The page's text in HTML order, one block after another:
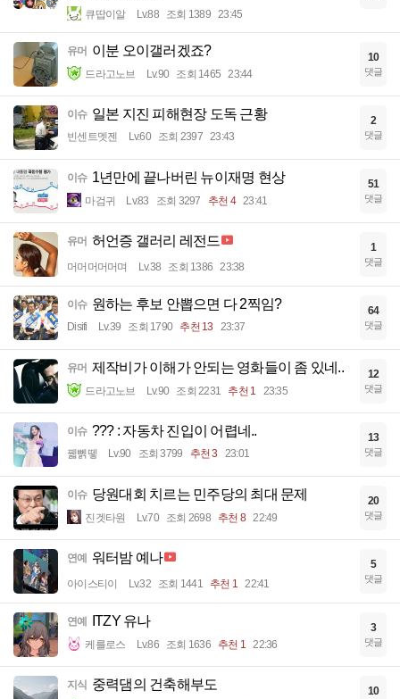
큐땁이알 Lv.88 조회 1389 23:45
유머 이분 오이갤러겠죠?
드라고노브 Lv.90 조회 1465 23:44
10
댓글
이슈 일본 지진 피해현장 도독 근황
빈센트멧젠 Lv.60 조회 2397 23:43
2
댓글
이슈 1년만에 끝나버린 뉴이재명 현상
마검귀 Lv.83 조회 3297 추천 4 23:41
51
댓글
유머 허언증 갤러리 레전드
머머머머머며 Lv.38 조회 1386 23:38
1
댓글
이슈 원하는 후보 안뽑으면 다 2찍임?
Disifi Lv.39 조회 1790 추천 13 23:37
64
댓글
유머 제작비가 이해가 안되는 영화들이 좀 있네..
드라고노브 Lv.90 조회 2231 추천 1 23:35
12
댓글
이슈 ??? : 자동차 진입이 어렵네..
꿻뻵뗗 Lv.90 조회 3799 추천 3 23:01
13
댓글
이슈 당원대회 치르는 민주당의 최대 문제
진겟타원 Lv.70 조회 2698 추천 8 22:49
20
댓글
연예 워터밤 예나
아이스티이 Lv.32 조회 1441 추천 1 22:41
5
댓글
연예 ITZY 유나
케를로스 Lv.86 조회 1636 추천 1 22:36
3
댓글
지식 중력댐의 건축해부도 10